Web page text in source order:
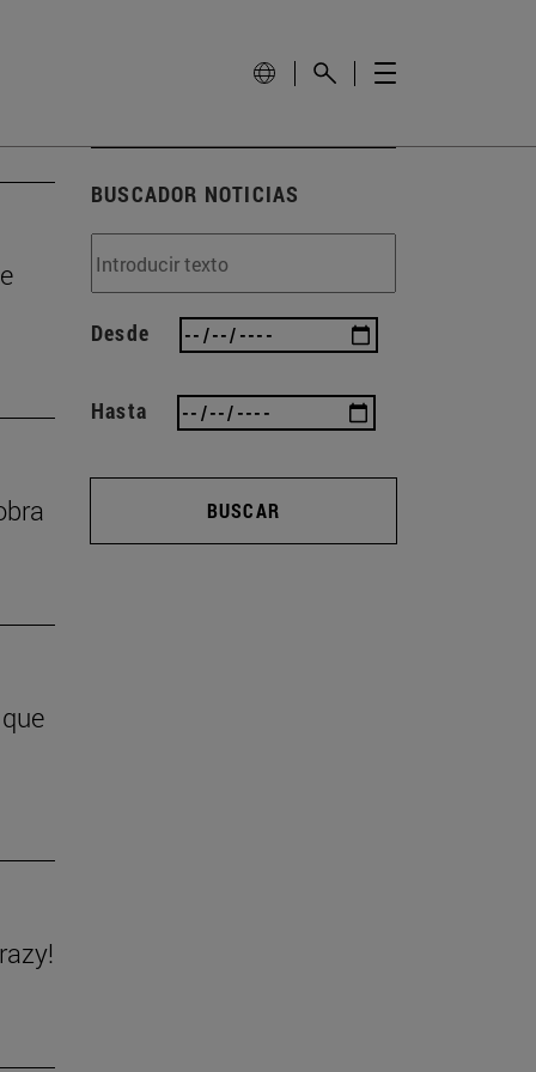
BUSCADOR NOTICIAS
Desde
Hasta
BUSCAR